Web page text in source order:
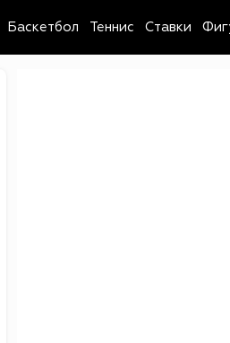
Баскетбол Теннис Ставки